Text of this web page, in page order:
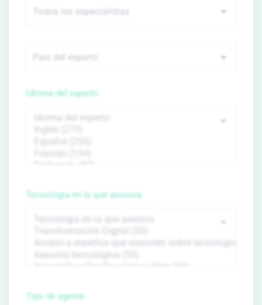
Idioma del experto
Tecnología en la que asesora
Tipo de agente